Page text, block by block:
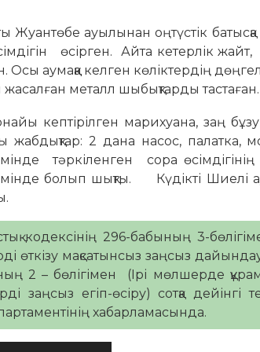
ауылынан оңтүстік батысқа
өсірген. Айта кетерлік
аумаққа келген көліктердің
металл шыбықтарды тастаған.
кептірілген марихуана, заң
жабдықтар: 2 дана насос, палатка,
тәркіленген сора
болып шықты. Күдікті Шиелі
кодексінің 296-бабының 3-
өткізу мақсатынсыз заңсыз
2 – бөлігімен (Ірі мөлшерде
заңсыз егіп-өсіру) сотқа дейінгі
хабарламасында.